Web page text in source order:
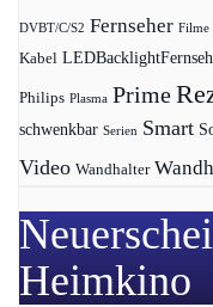
DVBT/C/S2 Fernseher Filme
Kabel
Philips Plasma Prime
schwenkbar Serien Smart
Video Wandhalter
Heimkino